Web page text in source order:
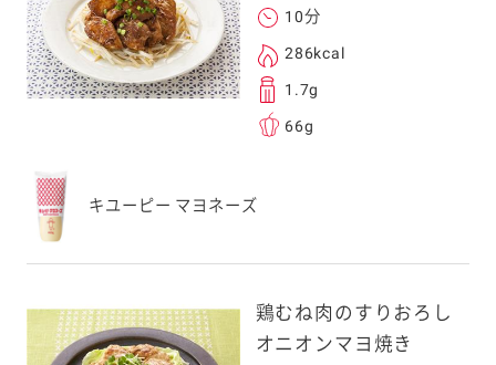
レスは、本サービ
。当社はこの情報
ことはございませ
10分
286kcal
1.7g
66g
キユーピー マヨネーズ
鶏むね肉のすりおろし
オニオンマヨ焼き